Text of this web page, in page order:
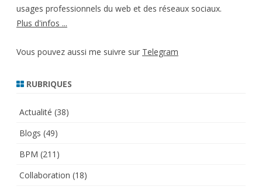
usages professionnels du web et des réseaux sociaux.
Plus d'infos ...
Vous pouvez aussi me suivre sur Telegram
RUBRIQUES
Actualité (38)
Blogs (49)
BPM (211)
Collaboration (18)